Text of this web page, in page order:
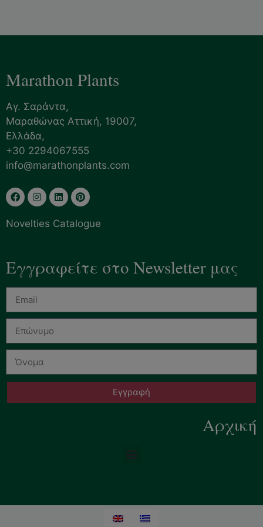
Marathon Plants
Αγ. Σαράντα,
Μαραθώνας Αττική, 19007,
Ελλάδα,
+30 2294067555
info@marathonplants.com
Novelties Catalogue
Εγγραφείτε στο Newsletter μας
Εγγραφή
Αρχική